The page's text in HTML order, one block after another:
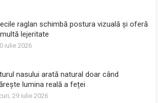
raglan schimbă postura vizuală și oferă
lejeritate
iulie 2026
nasului arată natural doar când
lumina reală a feței
29 iulie 2026